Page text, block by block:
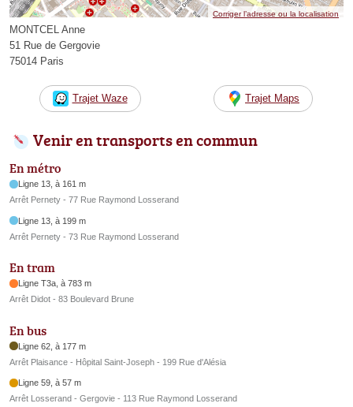
Corriger l’adresse ou la localisation
MONTCEL Anne
51 Rue de Gergovie
75014 Paris
Trajet Waze Trajet Maps
Venir en transports en commun
En métro
Ligne 13, à 161 m
Arrêt Pernety - 77 Rue Raymond Losserand
Ligne 13, à 199 m
Arrêt Pernety - 73 Rue Raymond Losserand
En tram
Ligne T3a, à 783 m
Arrêt Didot - 83 Boulevard Brune
En bus
Ligne 62, à 177 m
Arrêt Plaisance - Hôpital Saint-Joseph - 199 Rue d'Alésia
Ligne 59, à 57 m
Arrêt Losserand - Gergovie - 113 Rue Raymond Losserand